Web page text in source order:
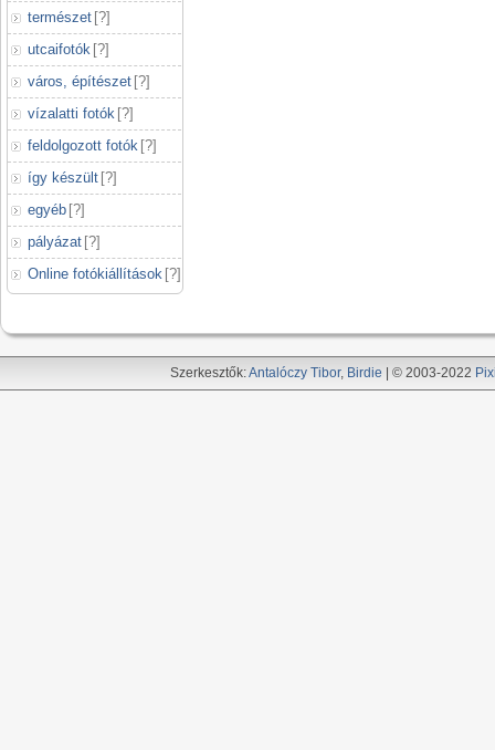
természet [?]
utcaifotók [?]
város, építészet [?]
vízalatti fotók [?]
feldolgozott fotók [?]
így készült [?]
egyéb [?]
pályázat [?]
Online fotókiállítások [?]
Szerkesztők:Antalóczy Tibor, Birdie | © 2003-2022